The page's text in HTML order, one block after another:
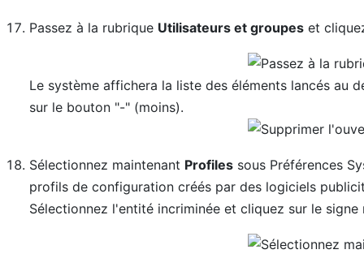
Passez à la rubrique Utilisateurs et groupes et
Le système affichera la liste des éléments lancés au
sur le bouton "-" (moins).
Sélectionnez maintenant Profiles sous Préférences
profils de configuration créés par des logiciels
Sélectionnez l'entité incriminée et cliquez sur le